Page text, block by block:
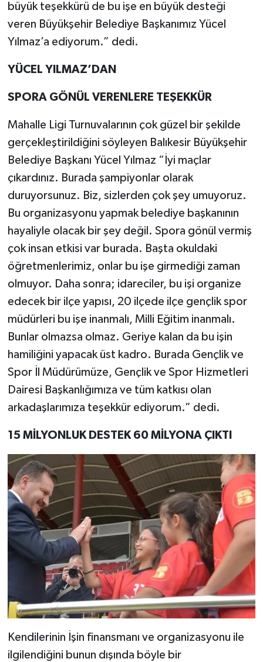
büyük teşekkürü de bu işe en büyük desteği
veren Büyükşehir Belediye Başkanımız Yücel
Yılmaz’a ediyorum.” dedi.
YÜCEL YILMAZ’DAN
SPORA GÖNÜL VERENLERE TEŞEKKÜR
Mahalle Ligi Turnuvalarının çok güzel bir şekilde
gerçekleştirildiğini söyleyen Balıkesir Büyükşehir
Belediye Başkanı Yücel Yılmaz “İyi maçlar
çıkardınız. Burada şampiyonlar olarak
duruyorsunuz. Biz, sizlerden çok şey umuyoruz.
Bu organizasyonu yapmak belediye başkanının
hayaliyle olacak bir şey değil. Spora gönül vermiş
çok insan etkisi var burada. Başta okuldaki
öğretmenlerimiz, onlar bu işe girmediği zaman
olmuyor. Daha sonra; idareciler, bu işi organize
edecek bir ilçe yapısı, 20 ilçede ilçe gençlik spor
müdürleri bu işe inanmalı, Milli Eğitim inanmalı.
Bunlar olmazsa olmaz. Geriye kalan da bu işin
hamiliğini yapacak üst kadro. Burada Gençlik ve
Spor İl Müdürümüze, Gençlik ve Spor Hizmetleri
Dairesi Başkanlığımıza ve tüm katkısı olan
arkadaşlarımıza teşekkür ediyorum.” dedi.
15 MİLYONLUK DESTEK 60 MİLYONA ÇIKTI
Kendilerinin İşin finansmanı ve organizasyonu ile
ilgilendiğini bunun dışında böyle bir